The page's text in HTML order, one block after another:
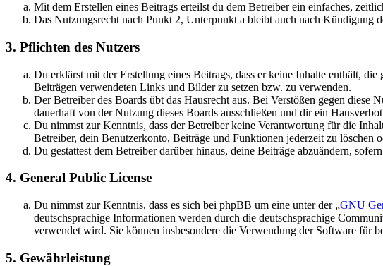
Mit dem Erstellen eines Beitrags erteilst du dem Betreiber ein einfaches,
Das Nutzungsrecht nach Punkt 2, Unterpunkt a bleibt auch nach Kündigung
3. Pflichten des Nutzers
Du erklärst mit der Erstellung eines Beitrags, dass er keine Inhalte enthält,
Beiträgen verwendeten Links und Bilder zu setzen bzw. zu verwenden.
Der Betreiber des Boards übt das Hausrecht aus. Bei Verstößen gegen
dauerhaft von der Nutzung dieses Boards ausschließen und dir ein
Du nimmst zur Kenntnis, dass der Betreiber keine Verantwortung für die
Betreiber, dein Benutzerkonto, Beiträge und Funktionen jederzeit zu löschen
Du gestattest dem Betreiber darüber hinaus, deine Beiträge abzuändern,
4. General Public License
Du nimmst zur Kenntnis, dass es sich bei phpBB um eine unter der „GNU
deutschsprachige Informationen werden durch die deutschsprachige
verwendet wird. Sie können insbesondere die Verwendung der Software für
5. Gewährleistung